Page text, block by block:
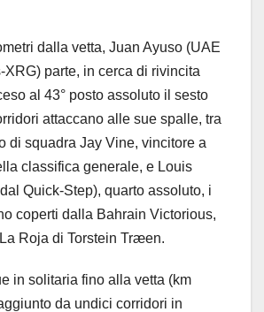
dalla vetta, Juan Ayuso (UAE
XRG) parte, in cerca di rivincita
al 43° posto assoluto il sesto
attaccano alle sue spalle, tra
di squadra Jay Vine, vincitore a
classifica generale, e Louis
Quick-Step), quarto assoluto, i
coperti dalla Bahrain Victorious,
Roja di Torstein Træen.
in solitaria fino alla vetta (km
da undici corridori in